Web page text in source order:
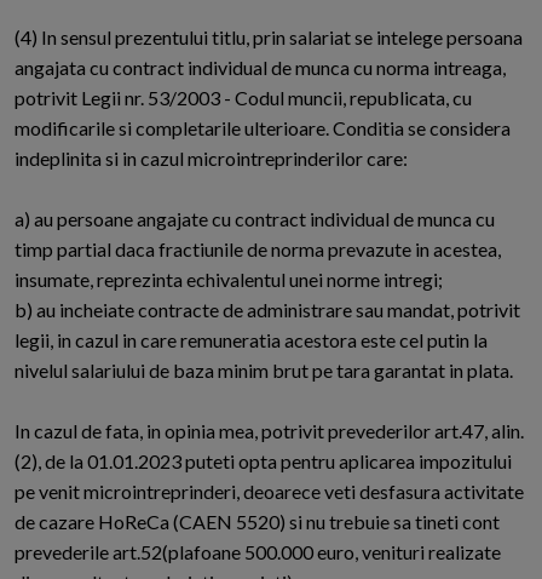
(4) In sensul prezentului titlu, prin salariat se intelege persoana
angajata cu contract individual de munca cu norma intreaga,
potrivit Legii nr. 53/2003 - Codul muncii, republicata, cu
modificarile si completarile ulterioare. Conditia se considera
indeplinita si in cazul microintreprinderilor care:
a) au persoane angajate cu contract individual de munca cu
timp partial daca fractiunile de norma prevazute in acestea,
insumate, reprezinta echivalentul unei norme intregi;
b) au incheiate contracte de administrare sau mandat, potrivit
legii, in cazul in care remuneratia acestora este cel putin la
nivelul salariului de baza minim brut pe tara garantat in plata.
In cazul de fata, in opinia mea, potrivit prevederilor art.47, alin.
(2), de la 01.01.2023 puteti opta pentru aplicarea impozitului
pe venit microintreprinderi, deoarece veti desfasura activitate
de cazare HoReCa (CAEN 5520) si nu trebuie sa tineti cont
prevederile art.52(plafoane 500.000 euro, venituri realizate